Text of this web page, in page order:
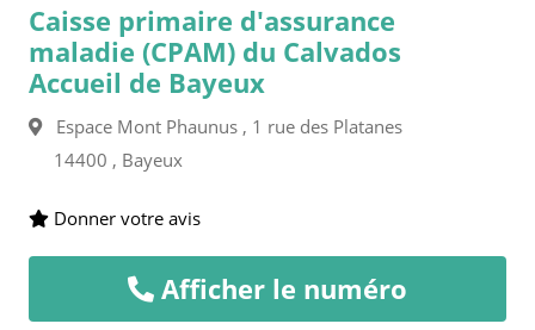
Caisse primaire d'assurance
maladie (CPAM) du Calvados
Accueil de Bayeux
Espace Mont Phaunus , 1 rue des Platanes
14400 , Bayeux
Donner votre avis
Afficher le numéro